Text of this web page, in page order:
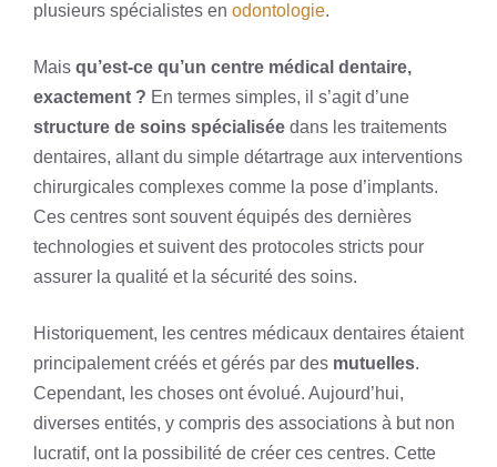
plusieurs spécialistes en odontologie.
Mais qu’est-ce qu’un centre médical dentaire,
exactement ? En termes simples, il s’agit d’une
structure de soins spécialisée dans les traitements
dentaires, allant du simple détartrage aux interventions
chirurgicales complexes comme la pose d’implants.
Ces centres sont souvent équipés des dernières
technologies et suivent des protocoles stricts pour
assurer la qualité et la sécurité des soins.
Historiquement, les centres médicaux dentaires étaient
principalement créés et gérés par des mutuelles.
Cependant, les choses ont évolué. Aujourd’hui,
diverses entités, y compris des associations à but non
lucratif, ont la possibilité de créer ces centres. Cette